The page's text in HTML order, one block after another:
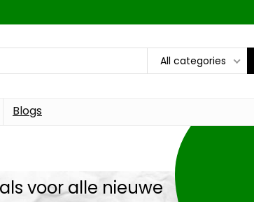
All categories
Blogs
voor alle nieuwe